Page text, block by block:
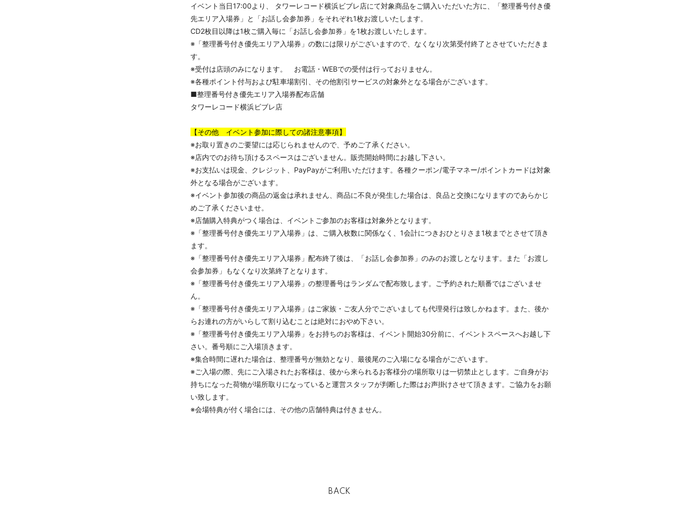
イベント当日17:00より、 タワーレコード横浜ビブレ店にて対象商品をご購入いただいた方に、「整理番号付き優
先エリア入場券」と「お話し会参加券」をそれぞれ1枚お渡しいたします。
CD2枚目以降は1枚ご購入毎に「お話し会参加券」を1枚お渡しいたします。
※「整理番号付き優先エリア入場券」の数には限りがございますので、なくなり次第受付終了とさせていただきま
す。
※受付は店頭のみになります。 お電話・WEBでの受付は行っておりません。
※各種ポイント付与および駐車場割引、その他割引サービスの対象外となる場合がございます。
■整理番号付き優先エリア入場券配布店舗
タワーレコード横浜ビブレ店
【その他 イベント参加に際しての諸注意事項】
※お取り置きのご要望には応じられませんので、予めご了承ください。
※店内でのお待ち頂けるスペースはございません。販売開始時間にお越し下さい。
※お支払いは現金、クレジット、PayPayがご利用いただけます。各種クーポン/電子マネー/ポイントカードは対象
外となる場合がございます。
※イベント参加後の商品の返金は承れません、商品に不良が発生した場合は、良品と交換になりますのであらかじ
めご了承くださいませ。
※店舗購入特典がつく場合は、イベントご参加のお客様は対象外となります。
※「整理番号付き優先エリア入場券」は、ご購入枚数に関係なく、1会計につきおひとりさま1枚までとさせて頂き
ます。
※「整理番号付き優先エリア入場券」配布終了後は、「お話し会参加券」のみのお渡しとなります。また「お渡し
会参加券」もなくなり次第終了となります。
※「整理番号付き優先エリア入場券」の整理番号はランダムで配布致します。ご予約された順番ではございませ
ん。
※「整理番号付き優先エリア入場券」はご家族・ご友人分でございましても代理発行は致しかねます。また、後か
らお連れの方がいらして割り込むことは絶対におやめ下さい。
※「整理番号付き優先エリア入場券」をお持ちのお客様は、イベント開始30分前に、イベントスペースへお越し下
さい。番号順にご入場頂きます。
※集合時間に遅れた場合は、整理番号が無効となり、最後尾のご入場になる場合がございます。
※ご入場の際、先にご入場されたお客様は、後から来られるお客様分の場所取りは一切禁止とします。ご自身がお
持ちになった荷物が場所取りになっていると運営スタッフが判断した際はお声掛けさせて頂きます。ご協力をお願
い致します。
※会場特典が付く場合には、その他の店舗特典は付きません。
BACK